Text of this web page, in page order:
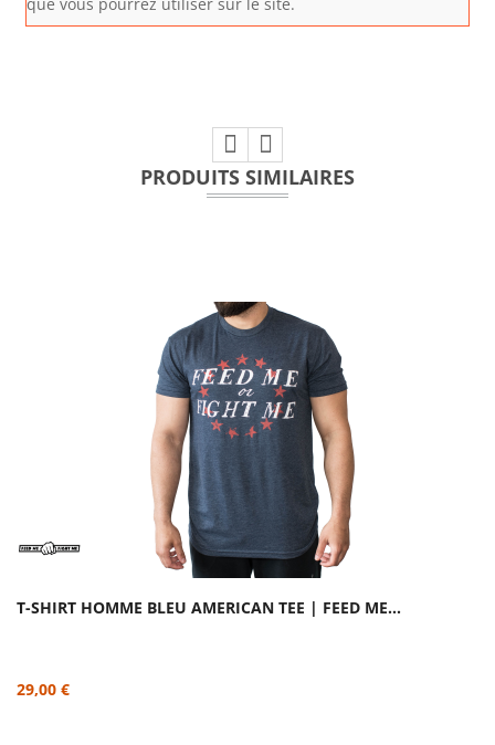
PRODUITS SIMILAIRES
T-SHIRT HOMME BLEU AMERICAN TEE | FEED ME...
29,00 €